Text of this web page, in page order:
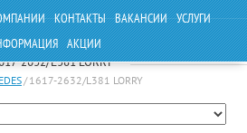
КОНТАКТЫ ВАКАНСИИ УСЛУГИ
АКЦИИ
2632/L381 LORRY
/ 1617-2632/L381 LORRY